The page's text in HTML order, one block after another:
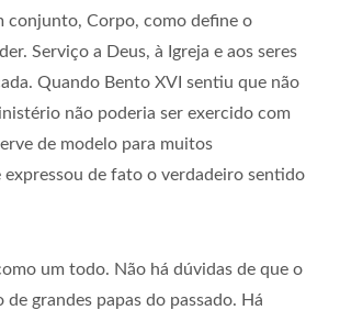
conjunto, Corpo, como define o
Serviço a Deus, à Igreja e aos seres
Quando Bento XVI sentiu que não
não poderia ser exercido com
de modelo para muitos
de fato o verdadeiro sentido
um todo. Não há dúvidas de que o
grandes papas do passado. Há